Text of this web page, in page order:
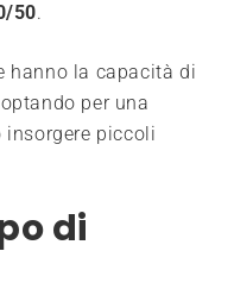
50.
hanno la capacità di
per una
insorgere piccoli
di